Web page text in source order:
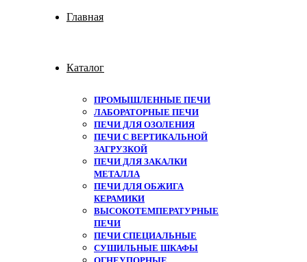
Главная
Каталог
ПРОМЫШЛЕННЫЕ ПЕЧИ
ЛАБОРАТОРНЫЕ ПЕЧИ
ПЕЧИ ДЛЯ ОЗОЛЕНИЯ
ПЕЧИ С ВЕРТИКАЛЬНОЙ
ЗАГРУЗКОЙ
ПЕЧИ ДЛЯ ЗАКАЛКИ
МЕТАЛЛА
ПЕЧИ ДЛЯ ОБЖИГА
КЕРАМИКИ
ВЫСОКОТЕМПЕРАТУРНЫЕ
ПЕЧИ
ПЕЧИ СПЕЦИАЛЬНЫЕ
СУШИЛЬНЫЕ ШКАФЫ